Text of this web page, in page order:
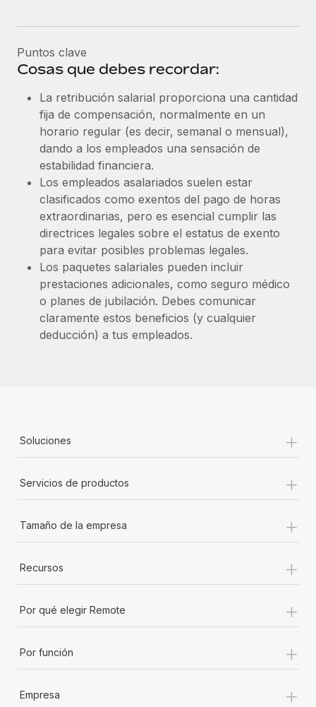
Puntos clave
Cosas que debes recordar:
La retribución salarial proporciona una cantidad
fija de compensación, normalmente en un
horario regular (es decir, semanal o mensual),
dando a los empleados una sensación de
estabilidad financiera.
Los empleados asalariados suelen estar
clasificados como exentos del pago de horas
extraordinarias, pero es esencial cumplir las
directrices legales sobre el estatus de exento
para evitar posibles problemas legales.
Los paquetes salariales pueden incluir
prestaciones adicionales, como seguro médico
o planes de jubilación. Debes comunicar
claramente estos beneficios (y cualquier
deducción) a tus empleados.
Soluciones +
Servicios de productos +
Tamaño de la empresa +
Recursos +
Por qué elegir Remote +
Por función +
Empresa +